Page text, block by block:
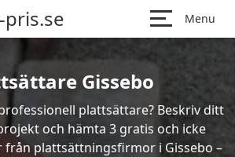
Menu
Gissebo
plattsättare? Beskriv ditt
och hämta 3 gratis och icke
plattsättningsfirmor i Gissebo –